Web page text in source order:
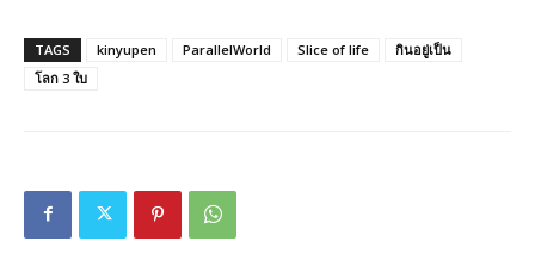
TAGS kinyupen ParallelWorld Slice of life
กินอยู่เป็น
โลก 3 ใบ